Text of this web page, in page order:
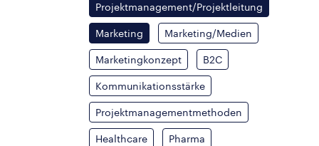
Projektmanagement/Projektleitung
Marketing Marketing/Medien
Marketingkonzept B2C
Kommunikationsstärke
Projektmanagementmethoden
Healthcare Pharma